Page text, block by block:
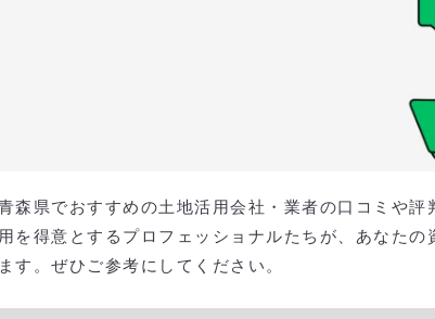
森県でおすすめの土地活用会社・業者の口コミや評
を得意とするプロフェッショナルたちが、あなたの
す。ぜひご参考にしてください。